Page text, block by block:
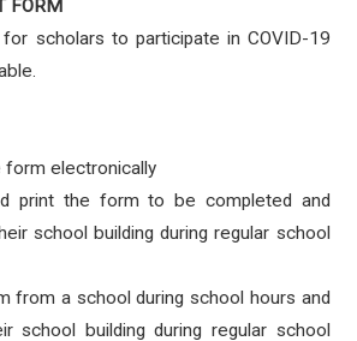
FORM
scholars to participate in COVID-19
electronically
print the form to be completed and
school building during regular school
from a school during school hours and
school building during regular school